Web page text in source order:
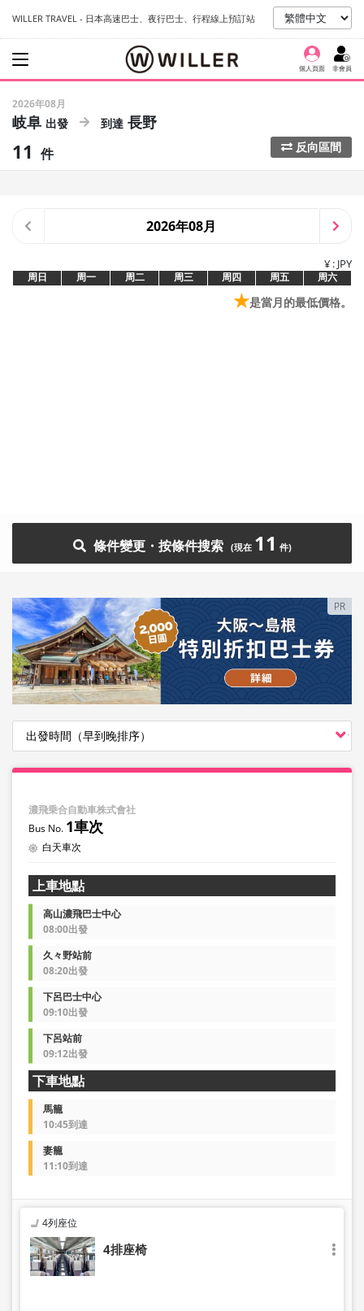
WILLER TRAVEL - 日本高速巴士、夜行巴士、行程線上預訂站
個人頁面 非會員
2026年08月
岐阜 長野
11 件 反向區間
2026年08月
¥ : JPY
周日 周一 周二 周三 周四 周五 周六
★是當月的最低價格。
條件變更・按條件搜索 11
PR
濃飛乗合自動車株式會社
1車次
白天車次
上車地點
高山濃飛巴士中心
08:00出發
久々野站前
08:20出發
下呂巴士中心
09:10出發
下呂站前
09:12出發
下車地點
馬籠
10:45到達
妻籠
11:10到達
4列座位
4排座椅